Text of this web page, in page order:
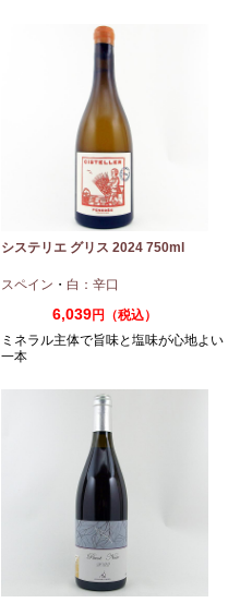
システリエ グリス 2024 750ml
スペイン ・ 白：辛口
6,039円（税込）
ミネラル主体で旨味と塩味が心地よい
一本